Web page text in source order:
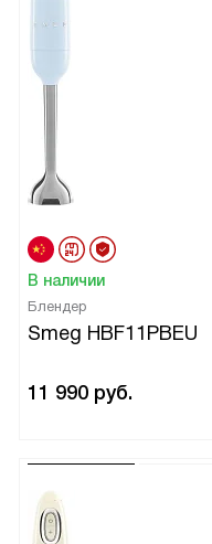
В наличии
Блендер
Smeg HBF11PBEU
11 990 руб.